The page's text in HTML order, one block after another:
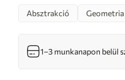
Absztrakció Geometria
1–3 munkanapon belül